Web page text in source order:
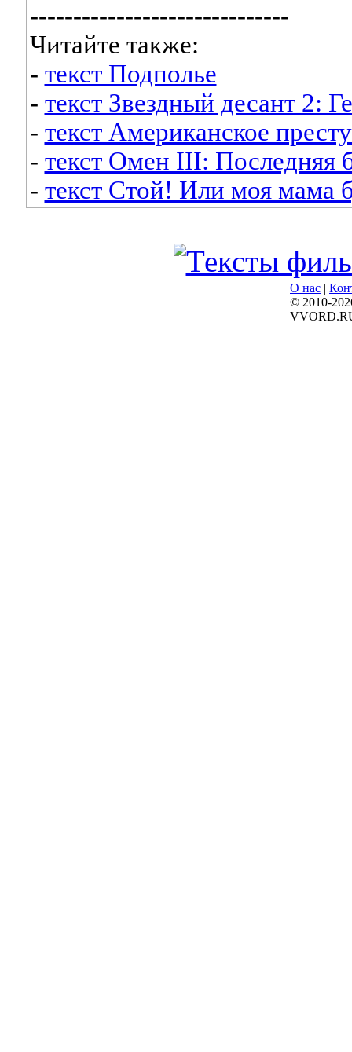
------------------------------
Читайте также:
- текст Подполье
- текст Звездный десант 2:
- текст Американское
- текст Омен III: Последняя
- текст Стой! Или моя мама
О нас |
© 2010-